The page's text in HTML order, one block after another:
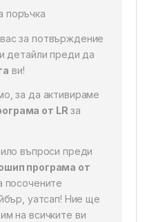
поръчка
за потвърждение
детайли преди да
ви!
за да активираме
от LR за
въпроси преди
програма от
посочените
уатсап! Ние ще
на всичките ви